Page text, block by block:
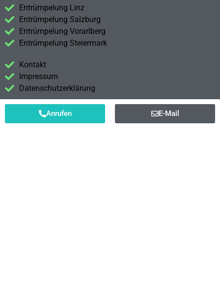
Entrümpelung Linz
Entrümpelung Salzburg
Entrümpelung Vorarlberg
Entrümpelung Steiermark
Kontakt
Impressum
Datenschutzerklärung
Anrufen E-Mail